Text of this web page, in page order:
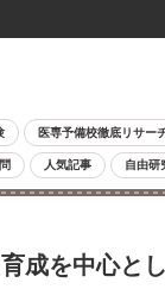
医専予備校徹底リサー
人気記事 自由研
成を中心